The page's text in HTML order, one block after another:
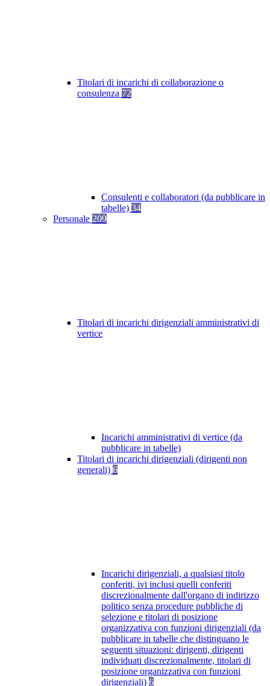
Titolari di incarichi di collaborazione o
consulenza 72
Consulenti e collaboratori (da pubblicare in
tabelle) 34
Personale 209
Titolari di incarichi dirigenziali amministrativi di
vertice
Incarichi amministrativi di vertice (da
pubblicare in tabelle)
Titolari di incarichi dirigenziali (dirigenti non
generali) 6
Incarichi dirigenziali, a qualsiasi titolo
conferiti, ivi inclusi quelli conferiti
discrezionalmente dall'organo di indirizzo
politico senza procedure pubbliche di
selezione e titolari di posizione
organizzativa con funzioni dirigenziali (da
pubblicare in tabelle che distinguano le
seguenti situazioni: dirigenti, dirigenti
individuati discrezionalmente, titolari di
posizione organizzativa con funzioni
dirigenziali) 6